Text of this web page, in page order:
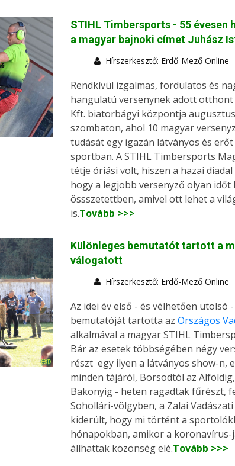
STIHL Timbersports - 55 évesen
a magyar bajnoki címet Juhász
Hírszerkesztő: Erdő-Mező Online
Rendkívül izgalmas, fordulatos és
hangulatú versenynek adott otthont
Kft. biatorbágyi központja
szombaton, ahol 10 magyar
tudását egy igazán látványos és
sportban. A STIHL Timbersports
tétje óriási volt, hiszen a hazai
hogy a legjobb versenyző olyan időt
össszetettben, amivel ott lehet a
is.Tovább >>>
Különleges bemutatót tartott a
válogatott
Hírszerkesztő: Erdő-Mező Online
Az idei év első - és vélhetően utolsó
bemutatóját tartotta az Országos
alkalmával a magyar STIHL
Bár az esetek többségében négy
részt egy ilyen a látványos show-n,
minden tájáról, Borsodtól az
Bakonyig - heten ragadtak fűrészt,
Sohollári-völgyben, a Zalai
kiderült, hogy mi történt a
hónapokban, amikor a koronavírus-
állhattak közönség elé.Tovább >>>